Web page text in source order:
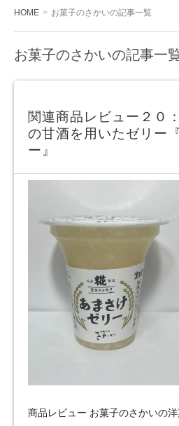
HOME お菓子のさかいの記事一覧
お菓子のさかいの記事一
関連商品レビュー２０
の甘酒を用いたゼリー
ー』
商品レビュー お菓子のさかいの